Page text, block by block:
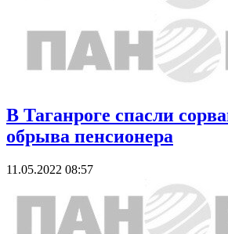
В Таганроге спасли
обрыва пенсионера
11.05.2022 08:57